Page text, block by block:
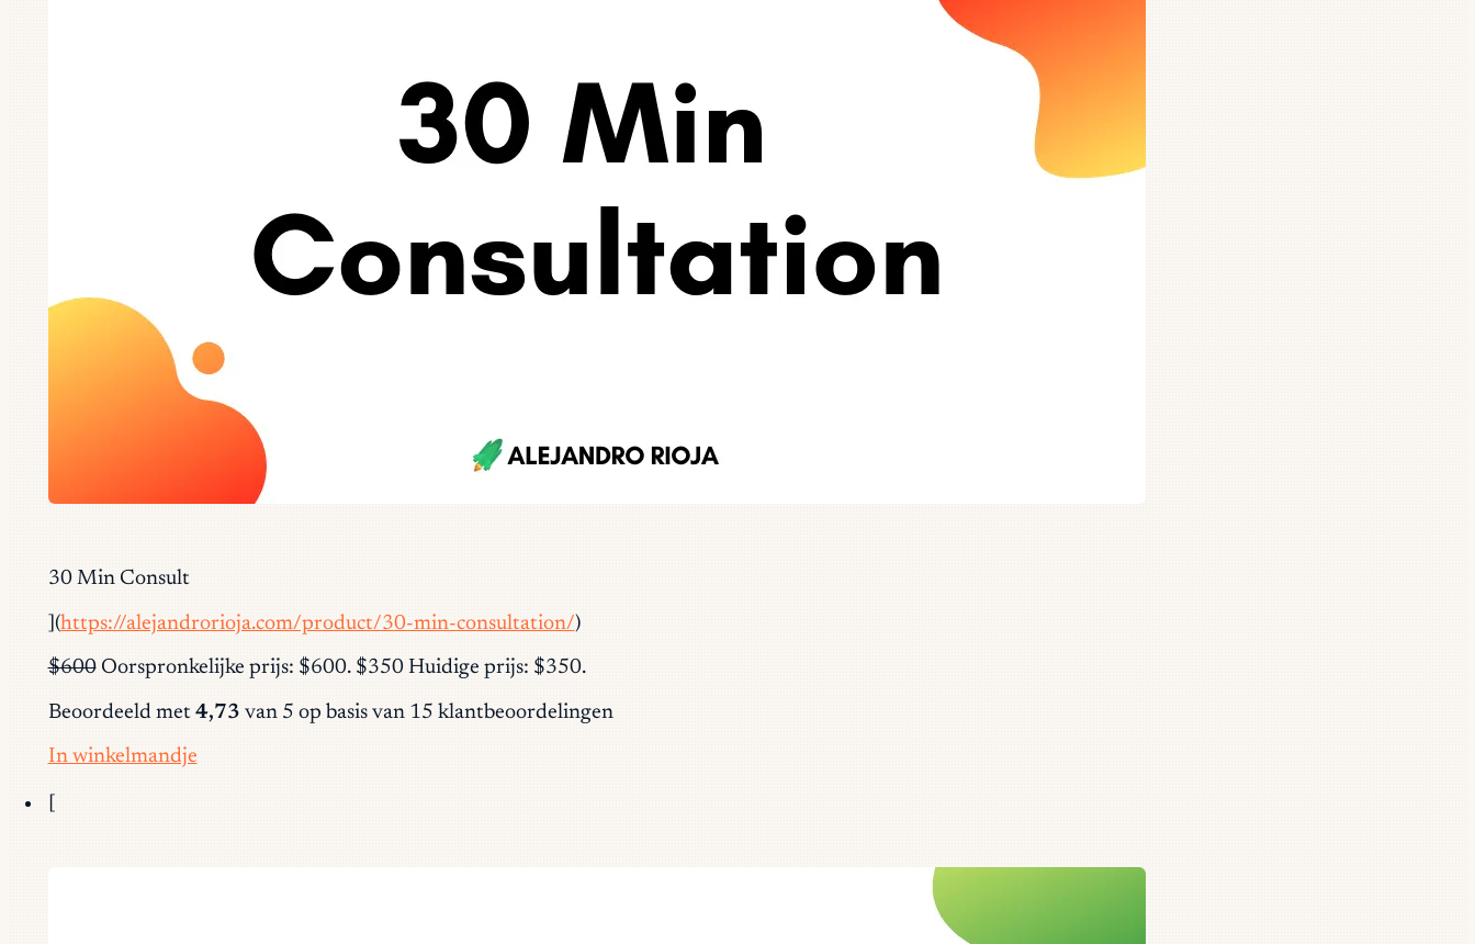
30 Min Consult
](https://alejandrorioja.com/product/30-min-consultation/)
$600Oorspronkelijke prijs: $600. $350 Huidige prijs: $350.
Beoordeeld met 4,73 van 5 op basis van 15 klantbeoordelingen
In winkelmandje